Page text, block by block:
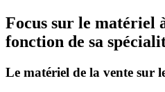
Focus sur le matériel
fonction de sa
Le matériel de la vente sur